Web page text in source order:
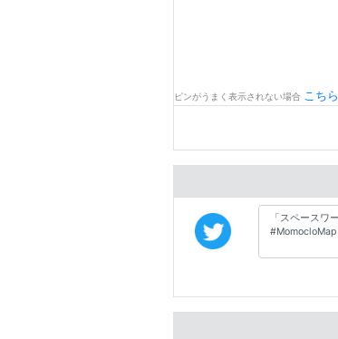
ピンがうまく表示されない場合 こちら